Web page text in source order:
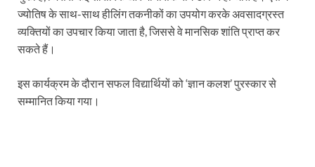
ज्योतिष के साथ-साथ हीलिंग तकनीकों का उपयोग करके अवसादग्रस्त
व्यक्तियों का उपचार किया जाता है, जिससे वे मानसिक शांति प्राप्त कर
सकते हैं।
इस कार्यक्रम के दौरान सफल विद्यार्थियों को ‘ज्ञान कलश’ पुरस्कार से
सम्मानित किया गया।